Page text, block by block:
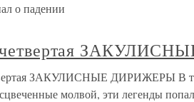
о падении
четвертая
ЗАКУЛИСНЫЕ ДИРИЖЕРЫ В то
молвой, эти легенды